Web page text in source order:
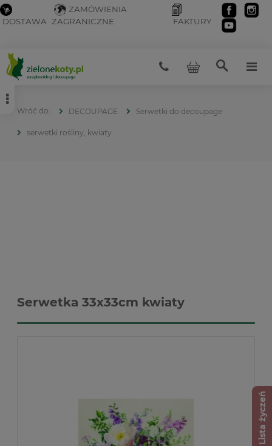
DOSTAWA
ZAMÓWIENIA
ZAGRANICZNE
FAKTURY
DECOUPAGE Serwetki do decoupage
serwetki rośliny, kwiaty
Serwetka 33x33cm kwiaty
Lista życzeń